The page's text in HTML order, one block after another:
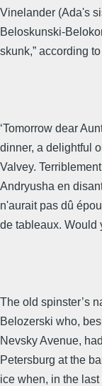
Vinelander (Ada's
Beloskunski-
skunk,” according
‘Tomorrow dear
dinner, a delightful
Valvey.
Andryusha en
n'aurait pas dû
de tableaux. Would
The old spinster’s
Belozerski who,
Nevsky Avenue,
Petersburg at the
ice when, in the